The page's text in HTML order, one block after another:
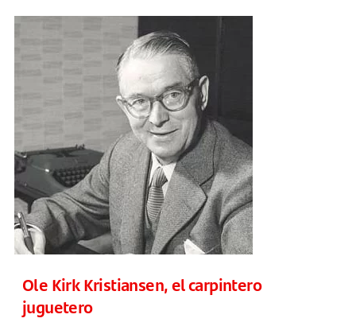
Ole Kirk Kristiansen, el carpintero
juguetero